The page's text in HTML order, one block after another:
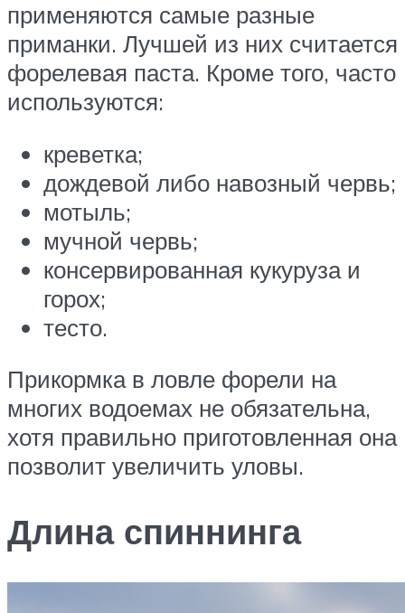
применяются самые разные
приманки. Лучшей из них считается
форелевая паста. Кроме того, часто
используются:
креветка;
дождевой либо навозный червь;
мотыль;
мучной червь;
консервированная кукуруза и
горох;
тесто.
Прикормка в ловле форели на
многих водоемах не обязательна,
хотя правильно приготовленная она
позволит увеличить уловы.
Длина спиннинга